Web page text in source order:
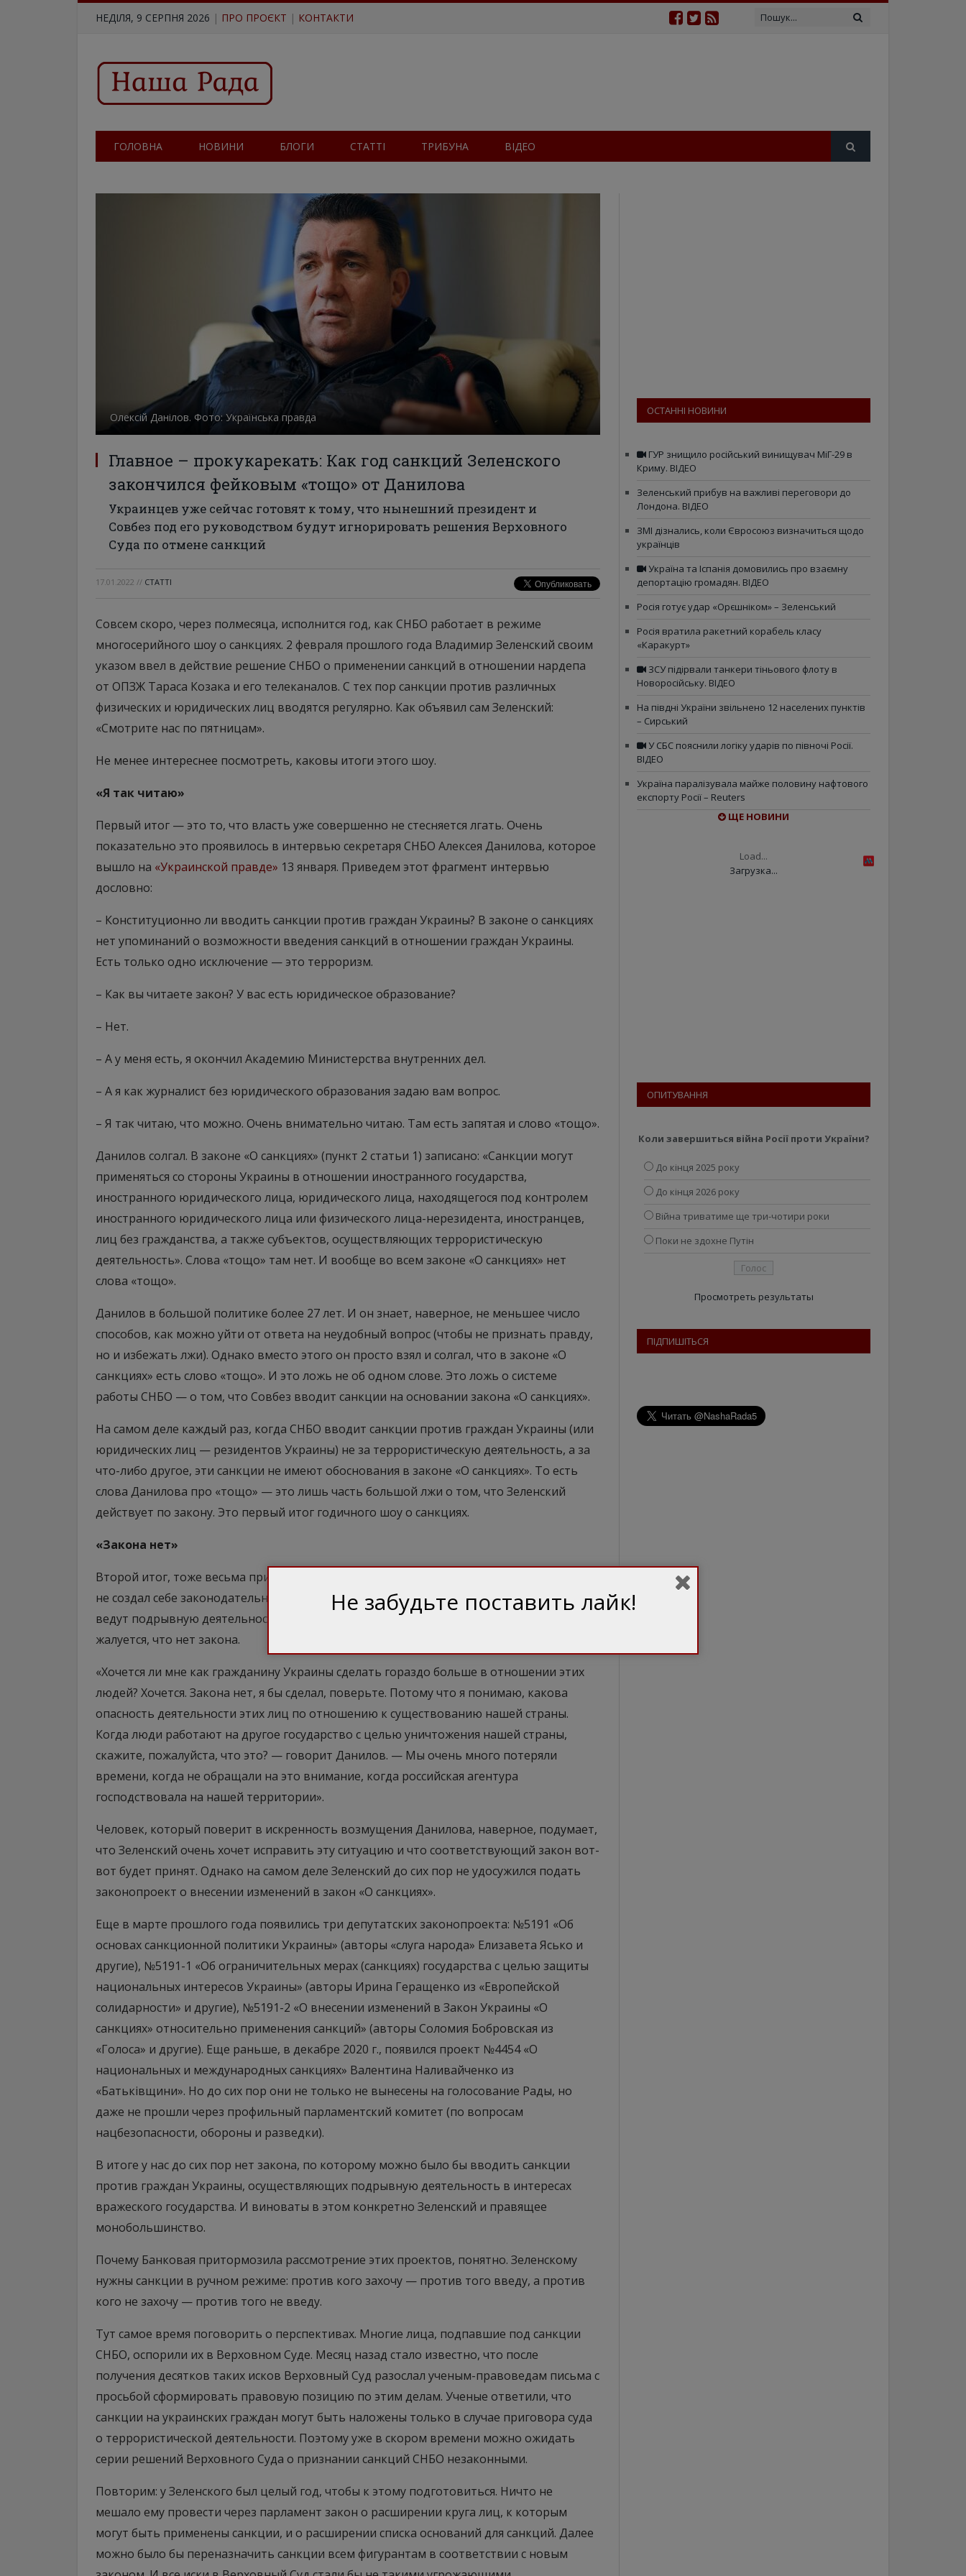
НЕДІЛЯ, 9 СЕРПНЯ 2026 | ПРО ПРОЄКТ | КОНТАКТИ
ГОЛОВНА НОВИНИ БЛОГИ СТАТТІ ТРИБУНА ВІДЕО
Олексій Данілов. Фото: Українська правда
Главное – прокукарекать: Как год санкций Зеленского
закончился фейковым «тощо» от Данилова
Украинцев уже сейчас готовят к тому, что нынешний президент и
Совбез под его руководством будут игнорировать решения Верховного
Суда по отмене санкций
17.01.2022 // СТАТТІ
Совсем скоро, через полмесяца, исполнится год, как СНБО работает в режиме
многосерийного шоу о санкциях. 2 февраля прошлого года Владимир Зеленский своим
указом ввел в действие решение СНБО о применении санкций в отношении нардепа
от ОПЗЖ Тараса Козака и его телеканалов. С тех пор санкции против различных
физических и юридических лиц вводятся регулярно. Как объявил сам Зеленский:
«Смотрите нас по пятницам».
Не менее интереснее посмотреть, каковы итоги этого шоу.
«Я так читаю»
Первый итог — это то, что власть уже совершенно не стесняется лгать. Очень
показательно это проявилось в интервью секретаря СНБО Алексея Данилова, которое
вышло на «Украинской правде» 13 января. Приведем этот фрагмент интервью
дословно:
– Конституционно ли вводить санкции против граждан Украины? В законе о санкциях
нет упоминаний о возможности введения санкций в отношении граждан Украины.
Есть только одно исключение — это терроризм.
– Как вы читаете закон? У вас есть юридическое образование?
– Нет.
– А у меня есть, я окончил Академию Министерства внутренних дел.
– А я как журналист без юридического образования задаю вам вопрос.
– Я так читаю, что можно. Очень внимательно читаю. Там есть запятая и слово «тощо».
Данилов солгал. В законе «О санкциях» (пункт 2 статьи 1) записано: «Санкции могут
применяться со стороны Украины в отношении иностранного государства,
иностранного юридического лица, юридического лица, находящегося под контролем
иностранного юридического лица или физического лица-нерезидента, иностранцев,
лиц без гражданства, а также субъектов, осуществляющих террористическую
деятельность». Слова «тощо» там нет. И вообще во всем законе «О санкциях» нет
слова «тощо».
Данилов в большой политике более 27 лет. И он знает, наверное, не меньшее число
способов, как можно уйти от ответа на неудобный вопрос (чтобы не признать правду,
но и избежать лжи). Однако вместо этого он просто взял и солгал, что в законе «О
санкциях» есть слово «тощо». И это ложь не об одном слове. Это ложь о системе
работы СНБО — о том, что Совбез вводит санкции на основании закона «О санкциях».
На самом деле каждый раз, когда СНБО вводит санкции против граждан Украины (или
юридических лиц — резидентов Украины) не за террористическую деятельность, а за
что-либо другое, эти санкции не имеют обоснования в законе «О санкциях». То есть
слова Данилова про «тощо» — это лишь часть большой лжи о том, что Зеленский
действует по закону. Это первый итог годичного шоу о санкциях.
«Закона нет»
Второй итог, тоже весьма прискорбный, заключается в том, что Зеленский за этот год
не создал себе законодательное основание для санкций в отношении лиц, которые
ведут подрывную деятельность в интересах врага. В том же интервью Данилов прямо
жалуется, что нет закона.
«Хочется ли мне как гражданину Украины сделать гораздо больше в отношении этих
людей? Хочется. Закона нет, я бы сделал, поверьте. Потому что я понимаю, какова
опасность деятельности этих лиц по отношению к существованию нашей страны.
Когда люди работают на другое государство с целью уничтожения нашей страны,
скажите, пожалуйста, что это? — говорит Данилов. — Мы очень много потеряли
времени, когда не обращали на это внимание, когда российская агентура
господствовала на нашей территории».
Человек, который поверит в искренность возмущения Данилова, наверное, подумает,
что Зеленский очень хочет исправить эту ситуацию и что соответствующий закон вот-
вот будет принят. Однако на самом деле Зеленский до сих пор не удосужился подать
законопроект о внесении изменений в закон «О санкциях».
Еще в марте прошлого года появились три депутатских законопроекта: №5191 «Об
основах санкционной политики Украины» (авторы «слуга народа» Елизавета Ясько и
другие), №5191-1 «Об ограничительных мерах (санкциях) государства с целью защиты
национальных интересов Украины» (авторы Ирина Геращенко из «Европейской
солидарности» и другие), №5191-2 «О внесении изменений в Закон Украины «О
санкциях» относительно применения санкций» (авторы Соломия Бобровская из
«Голоса» и другие). Еще раньше, в декабре 2020 г., появился проект №4454 «О
национальных и международных санкциях» Валентина Наливайченко из
«Батьківщини». Но до сих пор они не только не вынесены на голосование Рады, но
даже не прошли через профильный парламентский комитет (по вопросам
нацбезопасности, обороны и разведки).
В итоге у нас до сих пор нет закона, по которому можно было бы вводить санкции
против граждан Украины, осуществляющих подрывную деятельность в интересах
вражеского государства. И виноваты в этом конкретно Зеленский и правящее
монобольшинство.
Почему Банковая притормозила рассмотрение этих проектов, понятно. Зеленскому
нужны санкции в ручном режиме: против кого захочу — против того введу, а против
кого не захочу — против того не введу.
Тут самое время поговорить о перспективах. Многие лица, подпавшие под санкции
СНБО, оспорили их в Верховном Суде. Месяц назад стало известно, что после
получения десятков таких исков Верховный Суд разослал ученым-правоведам письма с
просьбой сформировать правовую позицию по этим делам. Ученые ответили, что
санкции на украинских граждан могут быть наложены только в случае приговора суда
о террористической деятельности. Поэтому уже в скором времени можно ожидать
серии решений Верховного Суда о признании санкций СНБО незаконными.
Повторим: у Зеленского был целый год, чтобы к этому подготовиться. Ничто не
мешало ему провести через парламент закон о расширении круга лиц, к которым
могут быть применены санкции, и о расширении списка оснований для санкций. Далее
можно было бы переназначить санкции всем фигурантам в соответствии с новым
ОСТАННІ НОВИНИ
ГУР знищило російський винищувач МіГ-29 в
Криму. ВІДЕО
Зеленський прибув на важливі переговори до
Лондона. ВІДЕО
ЗМІ дізнались, коли Євросоюз визначиться щодо
українців
Україна та Іспанія домовились про взаємну
депортацію громадян. ВІДЕО
Росія готує удар «Орєшніком» – Зеленський
Росія вратила ракетний корабель класу
«Каракурт»
ЗСУ підірвали танкери тіньового флоту в
Новоросійську. ВІДЕО
На півдні України звільнено 12 населених пунктів
– Сирський
У СБС пояснили логіку ударів по півночі Росії.
ВІДЕО
Україна паралізувала майже половину нафтового
експорту Росії – Reuters
ЩЕ НОВИНИ
Load...
Загрузка...
ОПИТУВАННЯ
Коли завершиться війна Росії проти України?
До кінця 2025 року
До кінця 2026 року
Війна триватиме ще три-чотири роки
Поки не здохне Путін
Просмотреть результаты
ПІДПИШІТЬСЯ
Не забудьте поставить лайк!